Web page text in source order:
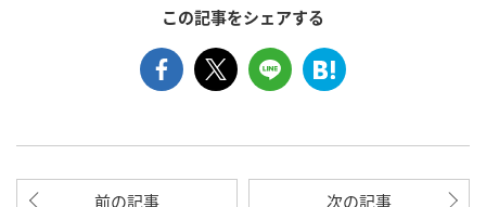
この記事をシェアする
前の記事 次の記事